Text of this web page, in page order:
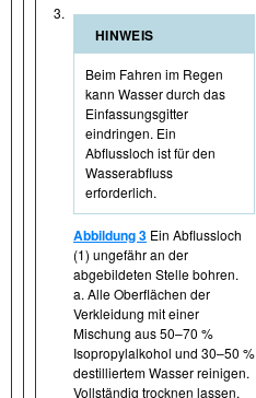
3.
HINWEIS
Beim Fahren im Regen
kann Wasser durch das
Einfassungsgitter
eindringen. Ein
Abflussloch ist für den
Wasserabfluss
erforderlich.
Abbildung 3 Ein Abflussloch
(1) ungefähr an der
abgebildeten Stelle bohren.
a. Alle Oberflächen der
Verkleidung mit einer
Mischung aus 50–70 %
Isopropylalkohol und 30–50 %
destilliertem Wasser reinigen.
Vollständig trocknen lassen.